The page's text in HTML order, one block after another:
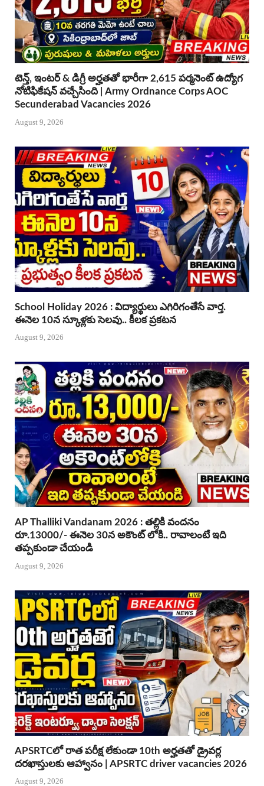
టెన్త్, ఇంటర్ & డిగ్రీ అర్హతతో భారీగా 2,615 పర్మనెంట్ ఉద్యోగ
నోటిఫికేషన్ వచ్చేసింది | Army Ordnance Corps AOC
Secunderabad Vacancies 2026
August 9, 2026
School Holiday 2026 : విద్యార్థులు ఎగిరిగంతేసే వార్త.
ఈనెల 10న స్కూళ్లకు సెలవు.. కీలక ప్రకటన
August 9, 2026
AP Thalliki Vandanam 2026 : తల్లికి వందనం
రూ.13000/- ఈనెల 30న అకౌంట్ లోకి.. రావాలంటే ఇది
తప్పకుండా చేయండి
August 9, 2026
APSRTCలో రాత పరీక్ష లేకుండా 10th అర్హతతో డ్రైవర్ల
దరఖాస్తులకు ఆహ్వానం | APSRTC driver vacancies 2026
August 9, 2026